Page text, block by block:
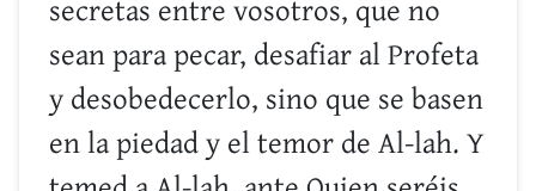
secretas entre vosotros, que no
sean para pecar, desafiar al Profeta
y desobedecerlo, sino que se basen
en la piedad y el temor de Al-lah. Y